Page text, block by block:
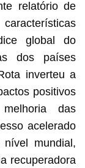
relatório de
global do
dos países
inverteu a
positivos
das
acelerado
mundial,
recuperadora